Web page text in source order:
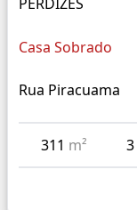
Casa Sobrado
Rua Piracuama
311 m² 3